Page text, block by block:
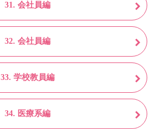
31. 会社員編
32. 会社員編
33. 学校教員編
34. 医療系編